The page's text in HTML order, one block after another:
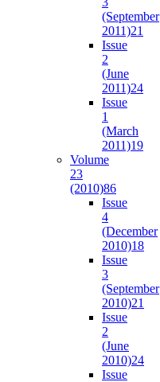
(September
2011)21
Issue
2
(June
2011)24
Issue
1
(March
2011)19
Volume
23
(2010)86
Issue
4
(December
2010)18
Issue
3
(September
2010)21
Issue
2
(June
2010)24
Issue